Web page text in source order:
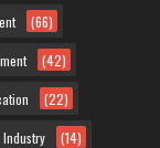
(66)
(42)
(22)
Industry (14)